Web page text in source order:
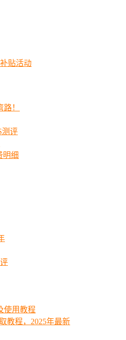
贴活动
！
测评
明细
使用教程
教程，2025年最新